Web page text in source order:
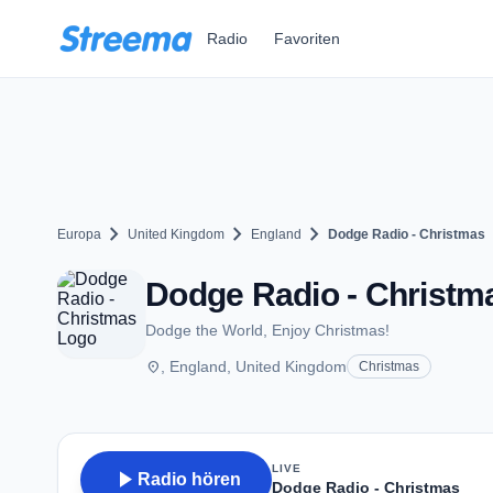
Radio Favoriten
Europa chevron_right United Kingdom chevron_right England chevron_right Dodge Radio - Christmas
Dodge Radio -
Dodge the World, Enjoy Christmas!
place , England, United Kingdom Christmas
play_arrow Radio hören
LIVE
Dodge Radio - Christmas